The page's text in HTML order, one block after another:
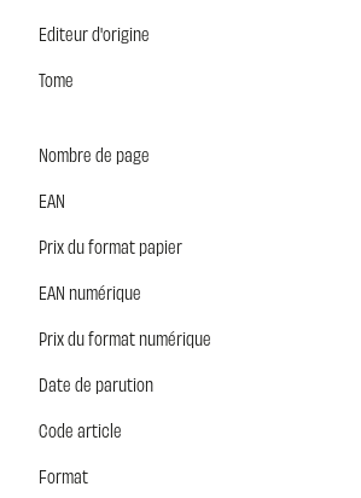
Editeur d'origine
Tome
Nombre de page
EAN
Prix du format papier
EAN numérique
Prix du format numérique
Date de parution
Code article
Format